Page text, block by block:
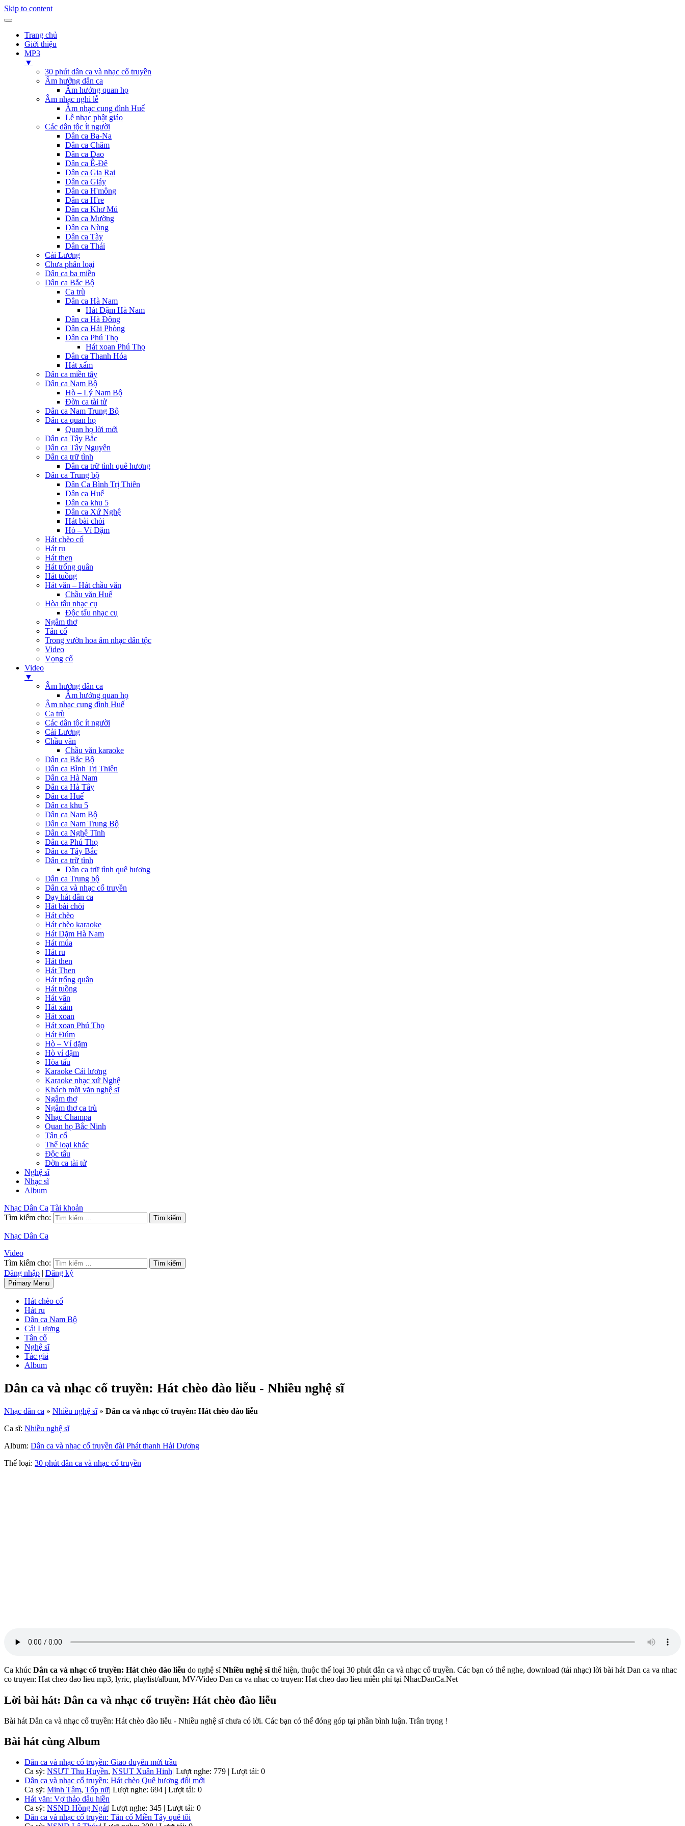
Skip to content
Trang chủ
Giới thiệu
MP3
▼
30 phút dân ca và nhạc cổ truyền
Âm hưởng dân ca
Âm hưởng quan họ
Âm nhạc nghi lễ
Âm nhạc cung đình Huế
Lễ nhạc phật giáo
Các dân tộc ít người
Dân ca Ba-Na
Dân ca Chăm
Dân ca Dao
Dân ca Ê-Đê
Dân ca Gia Rai
Dân ca Giáy
Dân ca H'mông
Dân ca H're
Dân ca Khơ Mú
Dân ca Mường
Dân ca Nùng
Dân ca Tày
Dân ca Thái
Cải Lương
Chưa phân loại
Dân ca ba miền
Dân ca Bắc Bộ
Ca trù
Dân ca Hà Nam
Hát Dậm Hà Nam
Dân ca Hà Đông
Dân ca Hải Phòng
Dân ca Phú Thọ
Hát xoan Phú Thọ
Dân ca Thanh Hóa
Hát xẩm
Dân ca miền tây
Dân ca Nam Bộ
Hò – Lý Nam Bộ
Đờn ca tài tử
Dân ca Nam Trung Bộ
Dân ca quan họ
Quan họ lời mới
Dân ca Tây Bắc
Dân ca Tây Nguyên
Dân ca trữ tình
Dân ca trữ tình quê hương
Dân ca Trung bộ
Dân Ca Bình Trị Thiên
Dân ca Huế
Dân ca khu 5
Dân ca Xứ Nghệ
Hát bài chòi
Hò – Ví Dặm
Hát chèo cổ
Hát ru
Hát then
Hát trống quân
Hát tuồng
Hát văn – Hát chầu văn
Chầu văn Huế
Hòa tấu nhạc cụ
Độc tấu nhạc cụ
Ngâm thơ
Tân cổ
Trong vườn hoa âm nhạc dân tộc
Video
Vọng cổ
Video
▼
Âm hưởng dân ca
Âm hưởng quan họ
Âm nhạc cung đình Huế
Ca trù
Các dân tộc ít người
Cải Lương
Chầu văn
Chầu văn karaoke
Dân ca Bắc Bộ
Dân ca Bình Trị Thiên
Dân ca Hà Nam
Dân ca Hà Tây
Dân ca Huế
Dân ca khu 5
Dân ca Nam Bộ
Dân ca Nam Trung Bộ
Dân ca Nghệ Tĩnh
Dân ca Phú Thọ
Dân ca Tây Bắc
Dân ca trữ tình
Dân ca trữ tình quê hương
Dân ca Trung bộ
Dân ca và nhạc cổ truyền
Dạy hát dân ca
Hát bài chòi
Hát chèo
Hát chèo karaoke
Hát Dặm Hà Nam
Hát múa
Hát ru
Hát then
Hát Then
Hát trống quân
Hát tuồng
Hát văn
Hát xẩm
Hát xoan
Hát xoan Phú Thọ
Hát Đúm
Hò – Ví dặm
Hò ví dặm
Hòa tấu
Karaoke Cải lương
Karaoke nhạc xứ Nghệ
Khách mời văn nghệ sĩ
Ngâm thơ
Ngâm thơ ca trù
Nhạc Champa
Quan họ Bắc Ninh
Tân cổ
Thể loại khác
Độc tấu
Đờn ca tài tử
Nghệ sĩ
Nhạc sĩ
Album
Nhạc Dân Ca Tài khoản
Tìm kiếm cho:
Nhạc Dân Ca
Video
Tìm kiếm cho:
Đăng nhập | Đăng ký
Primary Menu
Hát chèo cổ
Hát ru
Dân ca Nam Bộ
Cải Lương
Tân cổ
Nghệ sĩ
Tác giả
Album
Dân ca và nhạc cổ truyền: Hát chèo đào liễu - Nhiều nghệ sĩ
Nhạc dân ca » Nhiều nghệ sĩ» Dân ca và nhạc cổ truyền: Hát chèo đào liễu
Ca sĩ: Nhiều nghệ sĩ
Album: Dân ca và nhạc cổ truyền đài Phát thanh Hải Dương
Thể loại: 30 phút dân ca và nhạc cổ truyền
Ca khúc Dân ca và nhạc cổ truyền: Hát chèo đào liễu do nghệ sĩNhiều nghệ sĩthể hiện, thuộc thể loại 30 phút dân ca và nhạc cổ truyền. Các bạn có thể nghe, download (tải nhạc) lời bài hát Dan ca va nhac
co truyen: Hat cheo dao lieu mp3, lyric, playlist/album, MV/Video Dan ca va nhac co truyen: Hat cheo dao lieu miễn phí tại NhacDanCa.Net
Lời bài hát: Dân ca và nhạc cổ truyền: Hát chèo đào liễu
Bài hát Dân ca và nhạc cổ truyền: Hát chèo đào liễu - Nhiều nghệ sĩ chưa có lời. Các bạn có thể đóng góp tại phần bình luận. Trân trọng !
Bài hát cùng Album
Dân ca và nhạc cổ truyền: Giao duyên mời trầu
Ca sỹ: NSƯT Thu Huyền, NSUT Xuân Hinh| Lượt nghe: 779 | Lượt tải: 0
Dân ca và nhạc cổ truyền: Hát chèo Quê hương đổi mới
Ca sỹ: Minh Tâm, Tốp nữ| Lượt nghe: 694 | Lượt tải: 0
Hát văn: Vợ thảo dâu hiền
Ca sỹ: NSND Hồng Ngát| Lượt nghe: 345 | Lượt tải: 0
Dân ca và nhạc cổ truyền: Tân cổ Miền Tây quê tôi